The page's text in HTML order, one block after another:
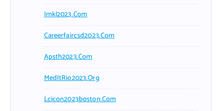
Imkl2023.com
Careerfaircsd2023.com
Apsth2023.com
MedItRio2023.org
Lcicon2023boston.com